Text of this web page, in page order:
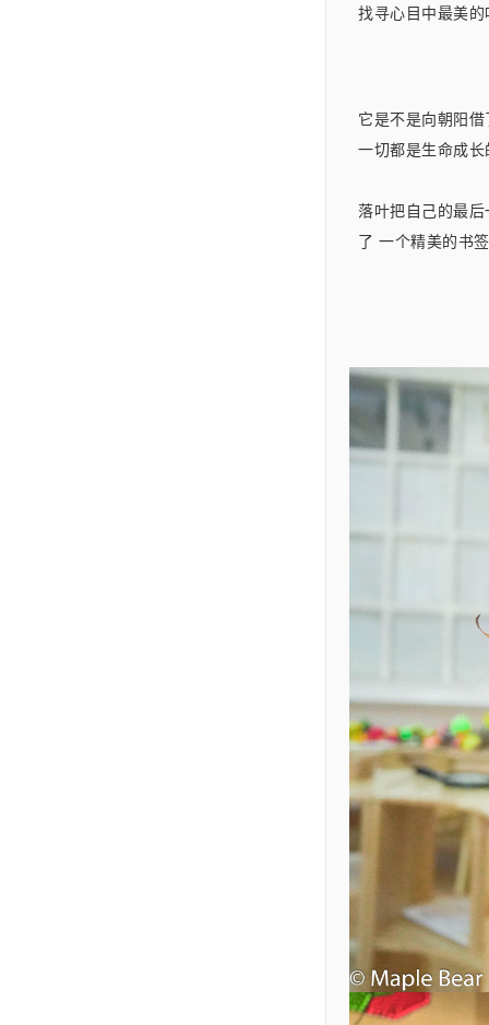
找寻心目中最美
它是不是向朝阳
一切都是生命成长
落叶把自己的最
了 一个精美的书